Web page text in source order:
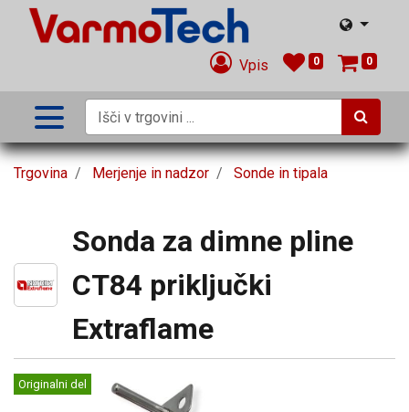
Vpis 0 0
Trgovina Merjenje in nadzor Sonde in tipala
Sonda za dimne pline
CT84 priključki
Extraflame
Originalni del